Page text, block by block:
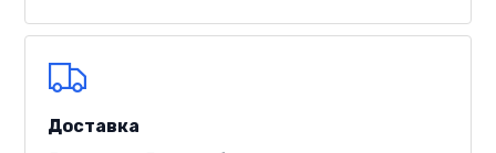
Доставка